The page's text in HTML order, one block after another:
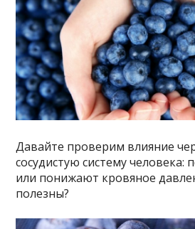
Давайте проверим влияние
сосудистую систему
или понижают кровяное
полезны?